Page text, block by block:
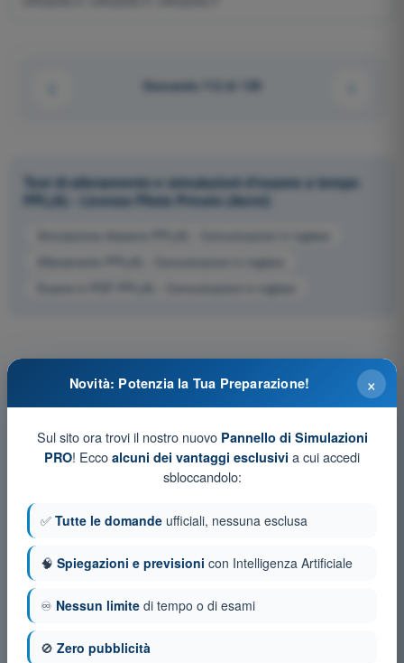
Domanda 112 di 129
Test di allenamento e simulazioni d'esame a tempo
PPL(A) - Licenza Pilota Privato (Aerei)
Simulazione d'esame PPL(A) - Comunicazioni in inglese
Allenamento PPL(A) - Comunicazioni in inglese
Esame in PDF PPL(A) - Comunicazioni in inglese
×
Novità: Potenzia la Tua Preparazione!
Sul sito ora trovi il nostro nuovo Pannello di Simulazioni
PRO! Ecco alcuni dei vantaggi esclusivi a cui accedi
sbloccandolo:
✅ Tutte le domande ufficiali, nessuna esclusa
🧠 Spiegazioni e previsioni con Intelligenza Artificiale
♾️ Nessun limite di tempo o di esami
🚫 Zero pubblicità